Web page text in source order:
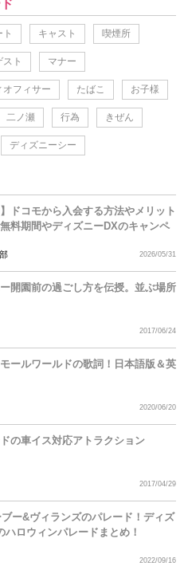
キャスト 喫煙所
スト マナー
オフィサー たばこ お子様
二ノ瀬 行為 きぜん
ディズニーシー
ドコモから入会する方法やメリット
料期間やディズニーDXのキャンペ
2026/05/31
開園前の過ごし方を伝授。並ぶ場所
2017/06/24
モールワールドの歌詞！日本語版＆英
2020/06/20
の車イス対応アトラクション
2017/04/29
ブー&ヴィランズのパレード！ディズ
ハロウィンパレードまとめ！
2022/09/16